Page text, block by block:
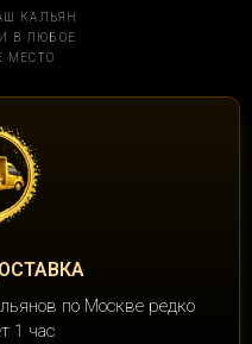
КАЛЬЯН
В ЛЮБОЕ
МЕСТО
по Москве редко
1 час